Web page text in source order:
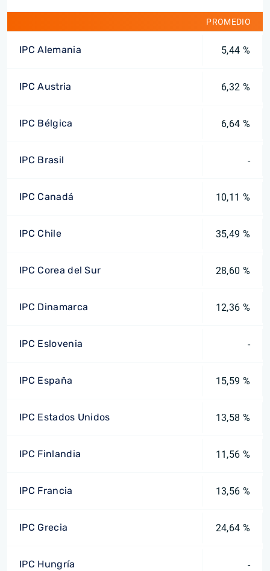
PROMEDIO
IPC Alemania 5,44 %
IPC Austria 6,32 %
IPC Bélgica 6,64 %
IPC Brasil -
IPC Canadá 10,11 %
IPC Chile 35,49 %
IPC Corea del Sur 28,60 %
IPC Dinamarca 12,36 %
IPC Eslovenia -
IPC España 15,59 %
IPC Estados Unidos 13,58 %
IPC Finlandia 11,56 %
IPC Francia 13,56 %
IPC Grecia 24,64 %
IPC Hungría -